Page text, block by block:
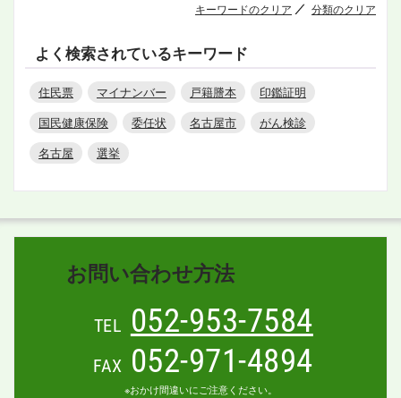
キーワードのクリア 分類のクリア
よく検索されているキーワード
住民票 マイナンバー 戸籍謄本
印鑑証明
国民健康保険
委任状 名古屋市
がん検診
名古屋
選挙
お問い合わせ方法
TEL 052-953-7584
FAX 052-971-4894
※おかけ間違いにご注意ください。